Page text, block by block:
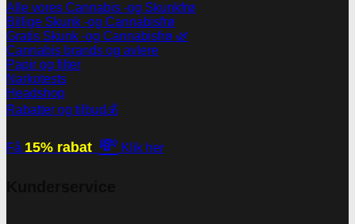
Alle vores Cannabis -og Skunkfrø
Billige Skunk -og Cannabisfrø
Gratis Skunk -og Cannabisfrø 🌿
Cannabis brands og avlere
Papir og filter
Narkotests
Headshop
Rabatter og tilbud💰
Få 15% rabat 💸 Klik her